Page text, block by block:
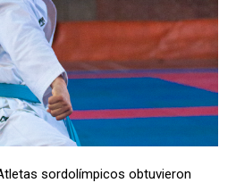
sordolímpicos obtuvieron